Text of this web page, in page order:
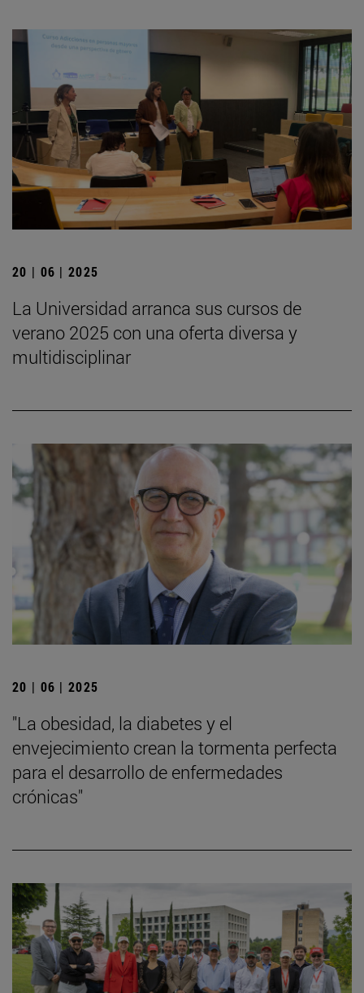
20 | 06 | 2025
La Universidad arranca sus cursos de
verano 2025 con una oferta diversa y
multidisciplinar
20 | 06 | 2025
"La obesidad, la diabetes y el
envejecimiento crean la tormenta perfecta
para el desarrollo de enfermedades
crónicas"